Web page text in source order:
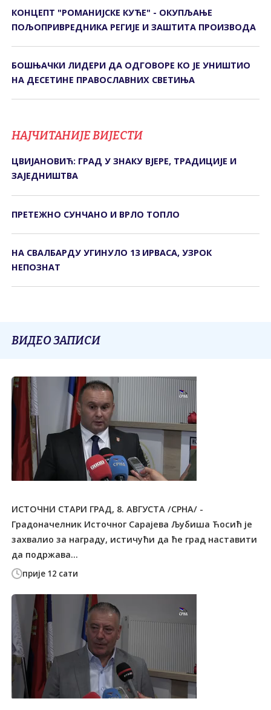
КОНЦЕПТ "РОМАНИЈСКЕ КУЋЕ" - ОКУПЉАЊЕ
ПОЉОПРИВРЕДНИКА РЕГИЈЕ И ЗАШТИТА ПРОИЗВОДА
БОШЊАЧКИ ЛИДЕРИ ДА ОДГОВОРЕ КО ЈЕ УНИШТИО
НА ДЕСЕТИНЕ ПРАВОСЛАВНИХ СВЕТИЊА
НАЈЧИТАНИЈЕ ВИЈЕСТИ
ЦВИЈАНОВИЋ: ГРАД У ЗНАКУ ВЈЕРЕ, ТРАДИЦИЈЕ И
ЗАЈЕДНИШТВА
ПРЕТЕЖНО СУНЧАНО И ВРЛО ТОПЛО
НА СВАЛБАРДУ УГИНУЛО 13 ИРВАСА, УЗРОК
НЕПОЗНАТ
ВИДЕО ЗАПИСИ
прије 12 сати
ИСТОЧНИ СТАРИ ГРАД, 8. АВГУСТА /СРНА/ -
Градоначелник Источног Сарајева Љубиша Ћосић је
захвалио за награду, истичући да ће град наставити
да подржава...